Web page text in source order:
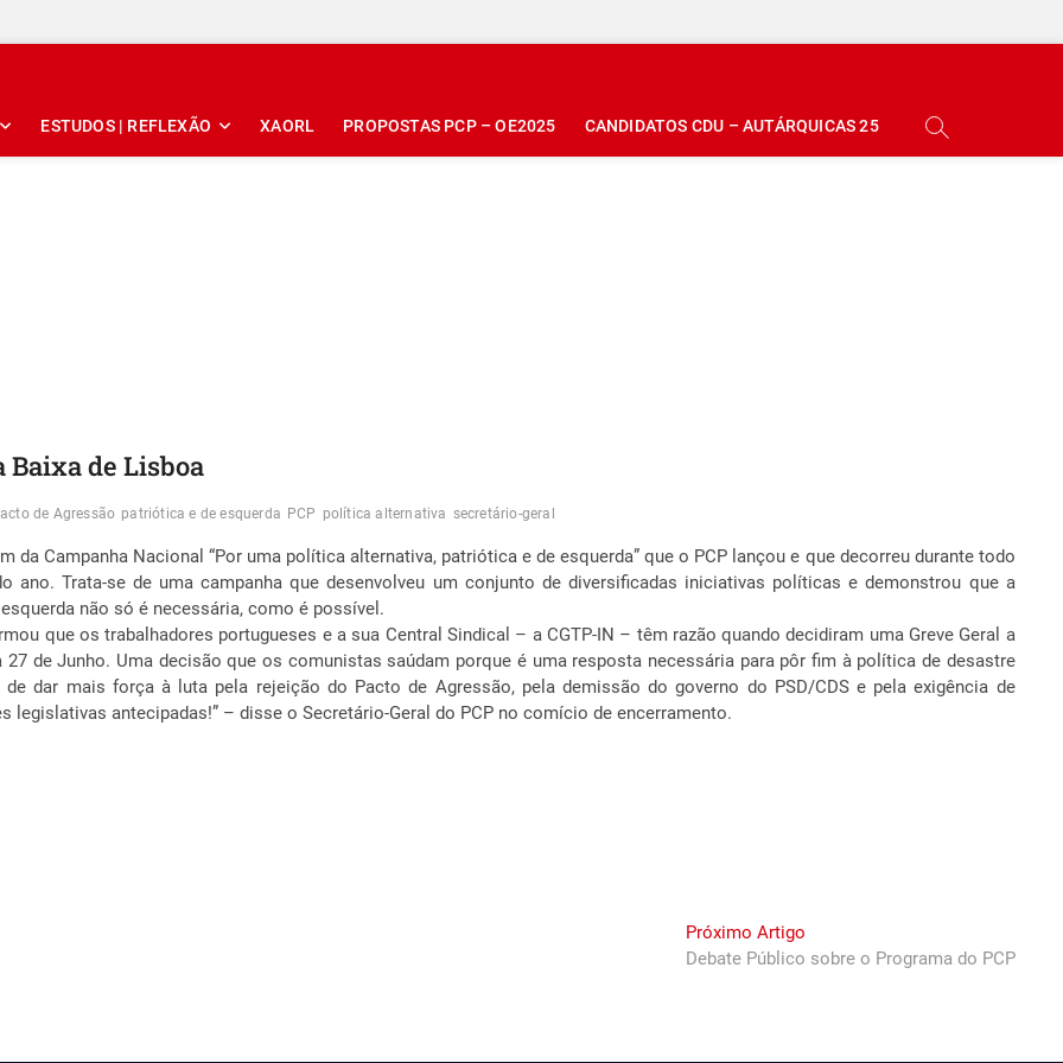
ESTUDOS | REFLEXÃO XAORL PROPOSTAS PCP – OE2025 CANDIDATOS CDU – AUTÁRQUICAS 25
Baixa de Lisboa
de Agressão patriótica e de esquerda PCP política alternativa secretário-geral
da Campanha Nacional “Por uma política alternativa, patriótica e de esquerda” que o PCP lançou e que decorreu durante todo
ano. Trata-se de uma campanha que desenvolveu um conjunto de diversificadas iniciativas políticas e demonstrou que a
não só é necessária, como é possível.
que os trabalhadores portugueses e a sua Central Sindical – a CGTP-IN – têm razão quando decidiram uma Greve Geral a
27 de Junho. Uma decisão que os comunistas saúdam porque é uma resposta necessária para pôr fim à política de desastre
de dar mais força à luta pela rejeição do Pacto de Agressão, pela demissão do governo do PSD/CDS e pela exigência de
legislativas antecipadas!” – disse o Secretário-Geral do PCP no comício de encerramento.
Próximo ArtigoNext
post:
Debate Público sobre o Programa do PCP